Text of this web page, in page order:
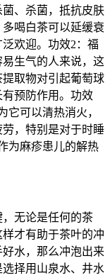
、杀菌，抵抗皮肤
喝白茶可以延缓衰
欢迎。功效2：福
生气的人来说，这
取物对引起葡萄球
预防作用。功效
它可以清热消火，
，特别是对于时睡
为麻疹患儿的解热
无论是任何的茶
才有助于茶叶的冲
水，那么冲泡出来
择用山泉水、井水